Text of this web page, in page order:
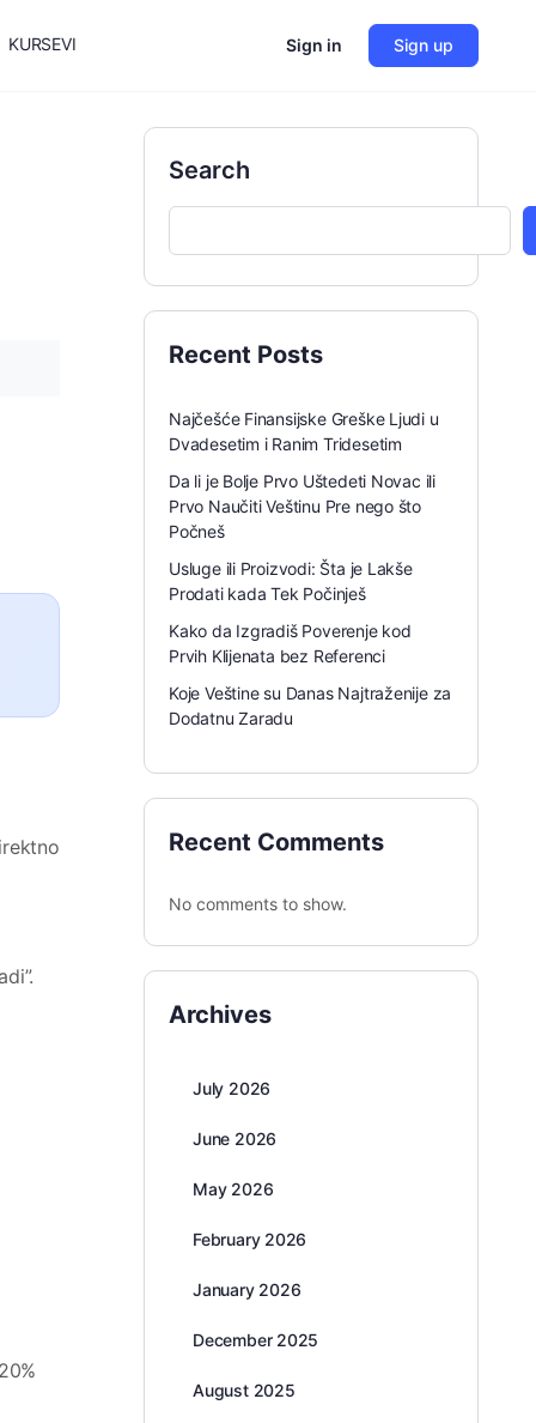
KURSEVI Sign in Sign up
Search
Recent Posts
Najčešće Finansijske Greške Ljudi u
Dvadesetim i Ranim Tridesetim
Da li je Bolje Prvo Uštedeti Novac ili
Prvo Naučiti Veštinu Pre nego što
Počneš
Usluge ili Proizvodi: Šta je Lakše
Prodati kada Tek Počinješ
Kako da Izgradiš Poverenje kod
Prvih Klijenata bez Referenci
Koje Veštine su Danas Najtraženije za
Dodatnu Zaradu
Recent Comments
No comments to show.
Archives
July 2026
June 2026
May 2026
February 2026
January 2026
December 2025
August 2025